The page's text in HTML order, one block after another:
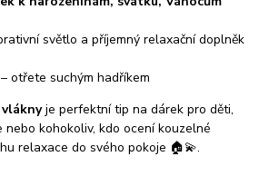
světlo a příjemný relaxační doplněk
otřete suchým hadříkem
je perfektní tip na dárek pro děti,
nebo kohokoliv, kdo ocení kouzelné
relaxace do svého pokoje 🏠💫.